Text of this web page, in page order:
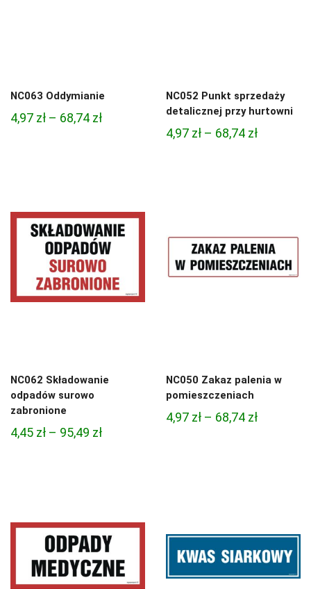
NC063 Oddymianie
4,97 zł – 68,74 złZakres
68,74 zł
NC052 Punkt sprzedaży
detalicznej przy hurtowni
4,97 zł – 68,74 złZakres
NC062 Składowanie
odpadów surowo
zabronione
4,45 zł – 95,49 złZakres
95,49 zł
NC050 Zakaz palenia w
pomieszczeniach
4,97 zł – 68,74 złZakres